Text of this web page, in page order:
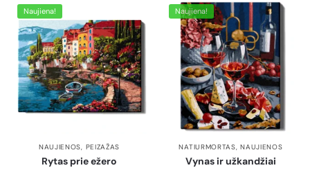
Naujiena!
NAUJIENOS, PEIZAŽAS
Rytas prie ežero
Naujiena!
NATIURMORTAS,NAUJIENOS
Vynas ir užkandžiai